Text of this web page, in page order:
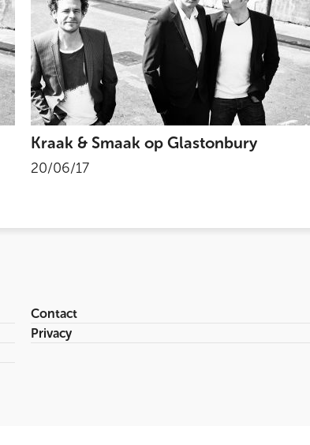
Kraak & Smaak op Glastonbury
20/06/17
Contact
Privacy